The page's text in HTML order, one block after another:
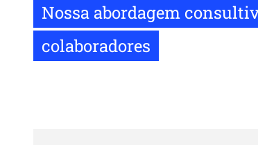
Nossa abordagem
colaboradores